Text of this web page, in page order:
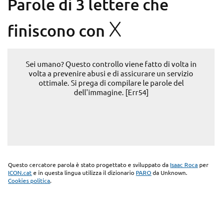
Parole di 3 lettere che
finiscono con X
Sei umano? Questo controllo viene fatto di volta in
volta a prevenire abusi e di assicurare un servizio
ottimale. Si prega di compilare le parole del
dell'immagine. [Err54]
Questo cercatore parola è stato progettato e sviluppato da Isaac Roca per
ICON.cate in questa lingua utilizza il dizionario PAROda Unknown.
Cookies politica.